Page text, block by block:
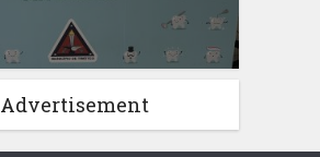
Advertisement